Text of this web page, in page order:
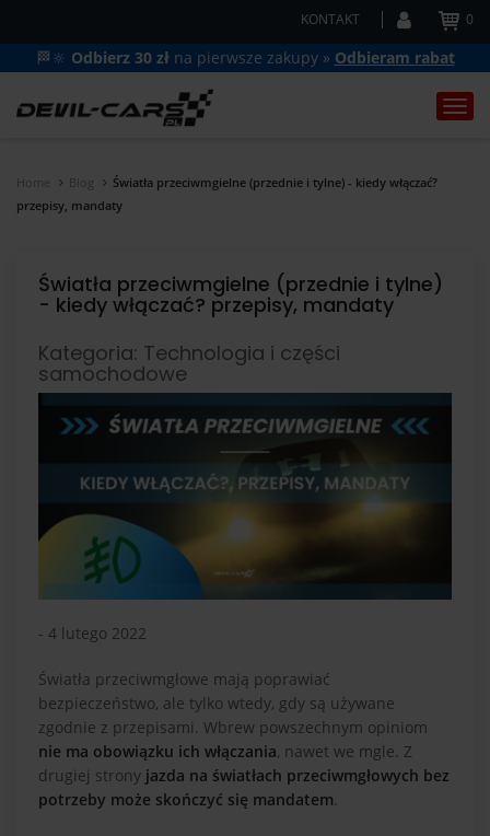
KONTAKT 0
🏁🔆 Odbierz 30 zł na pierwsze zakupy » Odbieram rabat
Home Blog
Światła przeciwmgielne (przednie i tylne) - kiedy włączać?
przepisy, mandaty
Światła przeciwmgielne (przednie i tylne)
- kiedy włączać? przepisy, mandaty
Kategoria: Technologia i części
samochodowe
- 4 lutego 2022
Światła przeciwmgłowe mają poprawiać
bezpieczeństwo, ale tylko wtedy, gdy są używane
zgodnie z przepisami. Wbrew powszechnym opiniom
nie ma obowiązku ich włączania, nawet we mgle. Z
drugiej strony jazda na światłach przeciwmgłowych bez
potrzeby może skończyć się mandatem.